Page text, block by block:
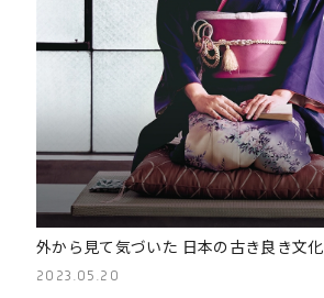
外から見て気づいた 日本の古き良き文化
2023.05.20